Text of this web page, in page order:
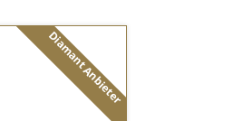
Diamant Anbieter